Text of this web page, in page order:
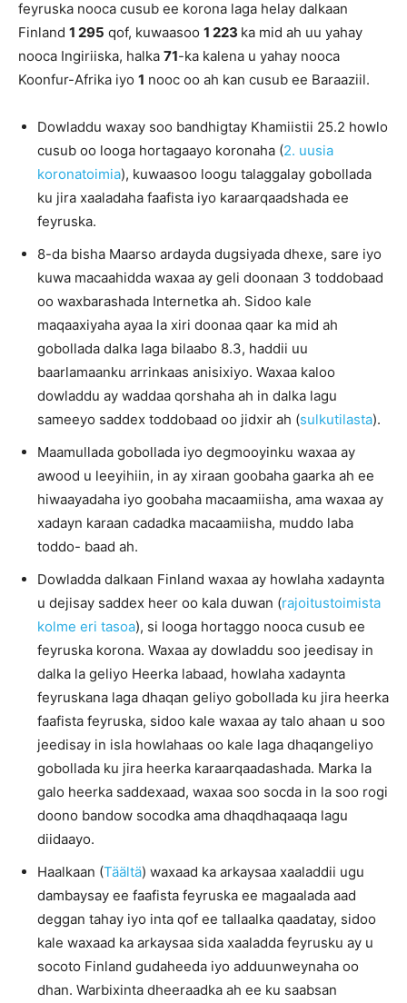
feyruska nooca cusub ee korona laga helay dalkaan
Finland 1 295 qof, kuwaasoo 1 223 ka mid ah uu yahay
nooca Ingiriiska, halka 71-ka kalena u yahay nooca
Koonfur-Afrika iyo 1 nooc oo ah kan cusub ee Baraaziil.
Dowladdu waxay soo bandhigtay Khamiistii 25.2 howlo
cusub oo looga hortagaayo koronaha (2. uusia
koronatoimia), kuwaasoo loogu talaggalay gobollada
ku jira xaaladaha faafista iyo karaarqaadshada ee
feyruska.
8-da bisha Maarso ardayda dugsiyada dhexe, sare iyo
kuwa macaahidda waxaa ay geli doonaan 3 toddobaad
oo waxbarashada Internetka ah. Sidoo kale
maqaaxiyaha ayaa la xiri doonaa qaar ka mid ah
gobollada dalka laga bilaabo 8.3, haddii uu
baarlamaanku arrinkaas anisixiyo. Waxaa kaloo
dowladdu ay waddaa qorshaha ah in dalka lagu
sameeyo saddex toddobaad oo jidxir ah (sulkutilasta).
Maamullada gobollada iyo degmooyinku waxaa ay
awood u leeyihiin, in ay xiraan goobaha gaarka ah ee
hiwaayadaha iyo goobaha macaamiisha, ama waxaa ay
xadayn karaan cadadka macaamiisha, muddo laba
toddo- baad ah.
Dowladda dalkaan Finland waxaa ay howlaha xadaynta
u dejisay saddex heer oo kala duwan (rajoitustoimista
kolme eri tasoa), si looga hortaggo nooca cusub ee
feyruska korona. Waxaa ay dowladdu soo jeedisay in
dalka la geliyo Heerka labaad, howlaha xadaynta
feyruskana laga dhaqan geliyo gobollada ku jira heerka
faafista feyruska, sidoo kale waxaa ay talo ahaan u soo
jeedisay in isla howlahaas oo kale laga dhaqangeliyo
gobollada ku jira heerka karaarqaadashada. Marka la
galo heerka saddexaad, waxaa soo socda in la soo rogi
doono bandow socodka ama dhaqdhaqaaqa lagu
diidaayo.
Haalkaan (Täältä) waxaad ka arkaysaa xaaladdii ugu
dambaysay ee faafista feyruska ee magaalada aad
deggan tahay iyo inta qof ee tallaalka qaadatay, sidoo
kale waxaad ka arkaysaa sida xaaladda feyrusku ay u
socoto Finland gudaheeda iyo adduunweynaha oo
dhan. Warbixinta dheeraadka ah ee ku saabsan